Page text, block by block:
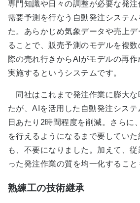
専門知識や日々の調整が必要な発
需要予測を行なう自動発注システム
た。あらかじめ気象データや売上
ることで、販売予測のモデルを複
際の売れ行きからAIがモデルの再作
実施するというシステムです。
同社はこれまで発注作業に膨大な
たが、AIを活用した自動発注シス
日あたり2時間程度を削減。さらに
を行えるようになるまで要してい
も、不要になりました。加えて、
った発注作業の質を均一化すること
熟練工の技術継承